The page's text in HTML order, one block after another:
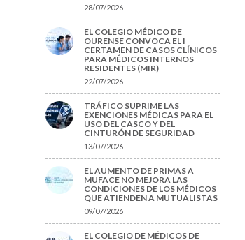
28/07/2026
EL COLEGIO MÉDICO DE
OURENSE CONVOCA EL I
CERTAMEN DE CASOS CLÍNICOS
PARA MÉDICOS INTERNOS
RESIDENTES (MIR)
22/07/2026
TRÁFICO SUPRIME LAS
EXENCIONES MÉDICAS PARA EL
USO DEL CASCO Y DEL
CINTURÓN DE SEGURIDAD
13/07/2026
EL AUMENTO DE PRIMAS A
MUFACE NO MEJORA LAS
CONDICIONES DE LOS MÉDICOS
QUE ATIENDEN A MUTUALISTAS
09/07/2026
EL COLEGIO DE MÉDICOS DE